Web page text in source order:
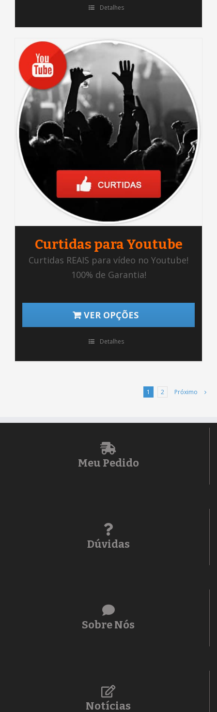
Detalhes
Curtidas para Youtube
Curtidas REAIS para vídeo no Youtube!
100% de Garantia!
VER OPÇÕES
Detalhes
1 2 Próximo
Meu Pedido
Dúvidas
Sobre Nós
Notícias